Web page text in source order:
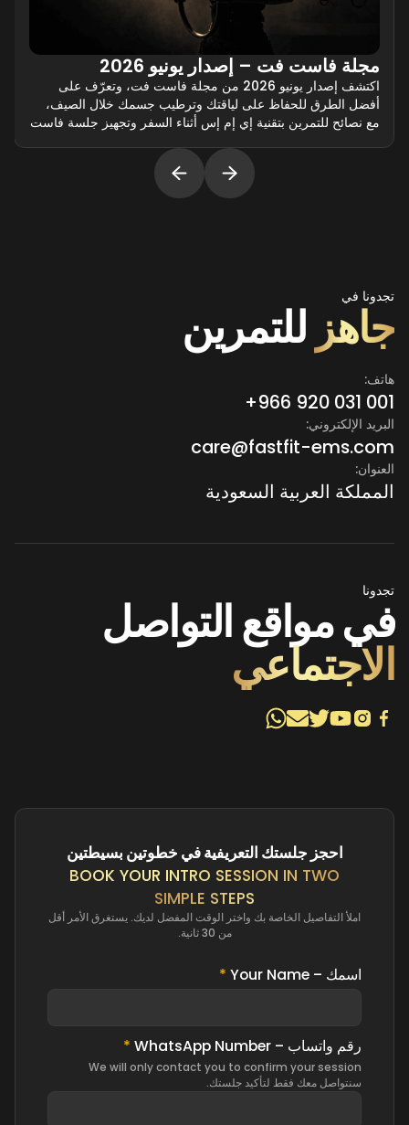
مجلة فاست فت – إصدار يونيو 2026
اكتشف إصدار يونيو 2026 من مجلة فاست فت، وتعرّف على
أفضل الطرق للحفاظ على لياقتك وترطيب جسمك خلال الصيف،
مع نصائح للتمرين بتقنية إي إم إس أثناء السفر وتجهيز جلسة فاست
تجدونا في
جاهز للتمرين
هاتف:
+966 920 031 001
البريد الإلكتروني:
care@fastfit-ems.com
العنوان:
المملكة العربية السعودية
تجدونا
في مواقع التواصل
الاجتماعي
احجز جلستك التعريفية في خطوتين بسيطتين
BOOK YOUR INTRO SESSION IN TWO
SIMPLE STEPS
املأ التفاصيل الخاصة بك واختر الوقت المفضل لديك. يستغرق الأمر أقل
من 30 ثانية.
اسمك – Your Name *
رقم واتساب – WhatsApp Number *
We will only contact you to confirm your session
سنتواصل معك فقط لتأكيد جلستك.